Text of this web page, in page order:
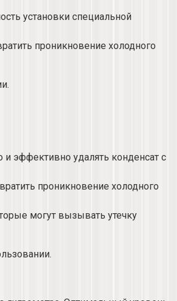
установки специальной
проникновение холодного
эффективно удалять конденсат с
проникновение холодного
могут вызывать утечку